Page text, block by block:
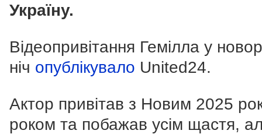
Україну.
Відеопривітання Гемілла у
ніч опублікувало United24.
Актор привітав з Новим 2025
роком та побажав усім щастя,